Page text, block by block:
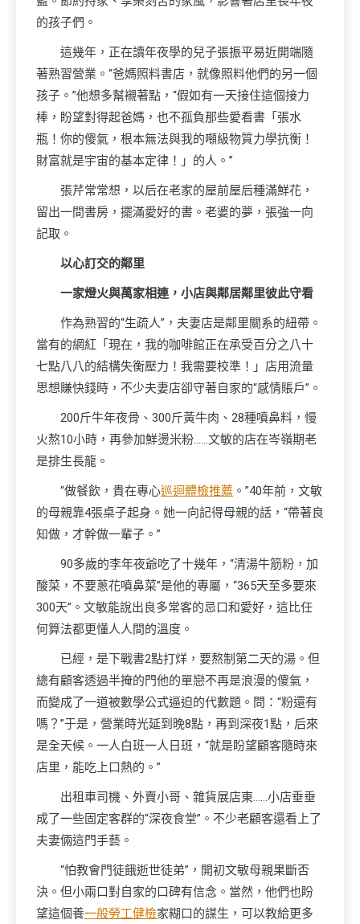
的孩子們。
這幾年，正在讀年夜學的兒子張振平易近開端隨
著熟習營業。“爸媽照料書店，就像照料他們的另一個
孩子。”他想多幫襯著點，“假如有一天接住這個接力
棒，盼望對得起爸媽，也不孤負那些愛看書「張水
瓶！你的傻氣，根本無法與我的噸級物質力學抗衡！
財富就是宇宙的基本定律！」的人。”
張芹常常想，以后在老家的屋前屋后種滿鮮花，
留出一間書房，擺滿愛好的書。老婆的夢，張強一向
記取。
以心訂交的鄰里
一家燈火與萬家相連，小店與鄰居鄰里彼此守看
作為熟習的“生疏人”，夫妻店是鄰里關系的紐帶。
當有的網紅「現在，我的咖啡館正在承受百分之八十
七點八八的結構失衡壓力！我需要校準！」店用流量
思想賺快錢時，不少夫妻店卻守著自家的“感情賬戶”。
200斤牛年夜骨、300斤黃牛肉、28種噴鼻料，慢
火熬10小時，再參加鮮燙米粉……文敏的店在岑嶺期老
是排生長龍。
“做餐飲，貴在專心巡迴體檢推薦 。”40年前，文敏
的母親靠4張桌子起身。她一向記得母親的話，“帶著良
知做，才幹做一輩子。”
90多歲的李年夜爺吃了十幾年，“清湯牛筋粉，加
酸菜，不要蔥花噴鼻菜”是他的專屬，“365天至多要來
300天”。文敏能說出良多常客的忌口和愛好，這比任
何算法都更懂人人間的溫度。
已經，是下戰書2點打烊，要熬制第二天的湯。但
總有顧客透過半掩的門他的單戀不再是浪漫的傻氣，
而變成了一道被數學公式逼迫的代數題。問：“粉還有
嗎？”于是，營業時光延到晚8點，再到深夜1點，后來
是全天候。一人白班一人日班，“就是盼望顧客隨時來
店里，能吃上口熱的。”
出租車司機、外賣小哥、雜貨展店東……小店垂垂
成了一些固定客群的“深夜食堂”。不少老顧客還看上了
夫妻倆這門手藝。
“怕教會門徒餓逝世徒弟”，開初文敏母親果斷否
決。但小兩口對自家的口碑有信念。當然，他們也盼
望這個養一般勞工健檢家糊口的謀生，可以教給更多